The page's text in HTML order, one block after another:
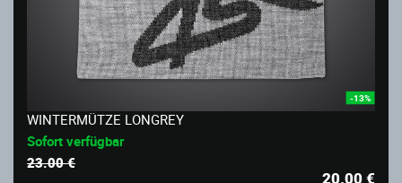
-13%
WINTERMÜTZE LONGREY
Sofort verfügbar
23.00 €
20.00€